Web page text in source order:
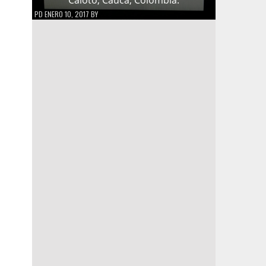
PD ENERO 10, 2017 BY